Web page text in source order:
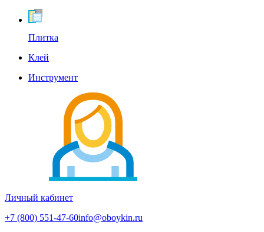
Плитка
Клей
Инструмент
Личный кабинет
+7 (800) 551-47-60info@oboykin.ru